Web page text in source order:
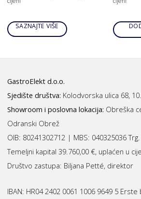
SAZNAJTE VIŠE
GastroElekt d.o.o.
Sjedište društva: Kolodvorska ulica 68,
Showroom i poslovna lokacija: Obreška
Odranski Obrež
OIB: 80241302712 | MBS: 040325036
Temeljni kapital 39.760,00 €, uplaćen u
Društvo zastupa: Biljana Petté, direktor
IBAN: HR04 2402 0061 1006 9649 5 Erste